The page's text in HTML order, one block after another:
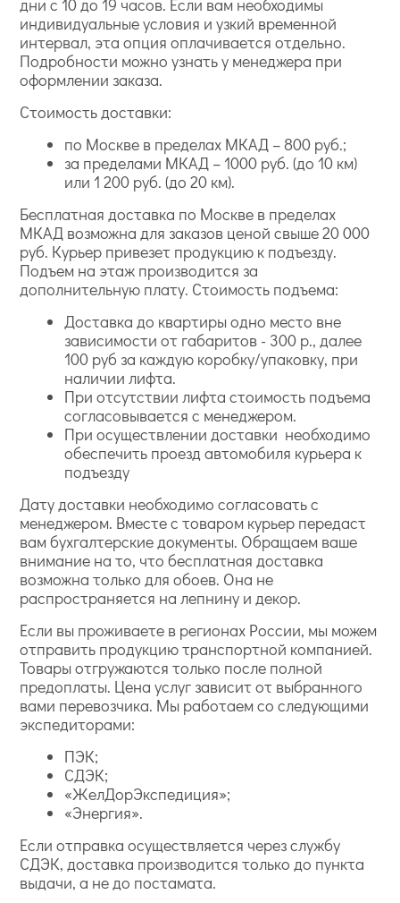
дни с 10 до 19 часов. Если вам необходимы
индивидуальные условия и узкий временной
интервал, эта опция оплачивается отдельно.
Подробности можно узнать у менеджера при
оформлении заказа.
Стоимость доставки:
по Москве в пределах МКАД – 800 руб.;
за пределами МКАД – 1000 руб. (до 10 км)
или 1 200 руб. (до 20 км).
Бесплатная доставка по Москве в пределах
МКАД возможна для заказов ценой свыше 20 000
руб. Курьер привезет продукцию к подъезду.
Подъем на этаж производится за
дополнительную плату. Стоимость подъема:
Доставка до квартиры одно место вне
зависимости от габаритов - 300 р., далее
100 руб за каждую коробку/упаковку, при
наличии лифта.
При отсутствии лифта стоимость подъема
согласовывается с менеджером.
При осуществлении доставки необходимо
обеспечить проезд автомобиля курьера к
подъезду
Дату доставки необходимо согласовать с
менеджером. Вместе с товаром курьер передаст
вам бухгалтерские документы. Обращаем ваше
внимание на то, что бесплатная доставка
возможна только для обоев. Она не
распространяется на лепнину и декор.
Если вы проживаете в регионах России, мы можем
отправить продукцию транспортной компанией.
Товары отгружаются только после полной
предоплаты. Цена услуг зависит от выбранного
вами перевозчика. Мы работаем со следующими
экспедиторами:
ПЭК;
СДЭК;
«ЖелДорЭкспедиция»;
«Энергия».
Если отправка осуществляется через службу
СДЭК, доставка производится только до пункта
выдачи, а не до постамата.